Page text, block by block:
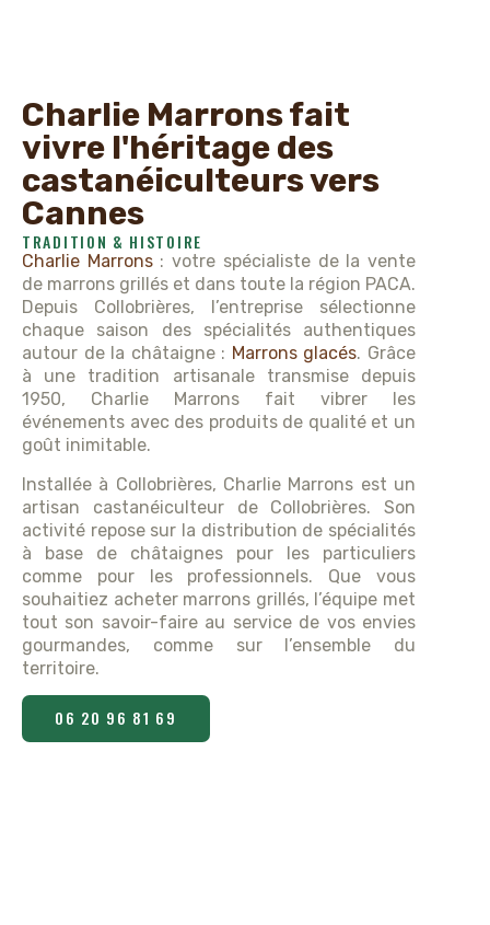
Charlie Marrons fait
vivre l'héritage des
castanéiculteurs vers
Cannes
TRADITION & HISTOIRE
Charlie Marrons: votre spécialiste de la vente
de marrons grillés et dans toute la région PACA.
Depuis Collobrières, l’entreprise sélectionne
chaque saison des spécialités authentiques
autour de la châtaigne : Marrons glacés. Grâce
à une tradition artisanale transmise depuis
1950, Charlie Marrons fait vibrer les
événements avec des produits de qualité et un
goût inimitable.
Installée à Collobrières, Charlie Marrons est un
artisan castanéiculteur de Collobrières. Son
activité repose sur la distribution de spécialités
à base de châtaignes pour les particuliers
comme pour les professionnels. Que vous
souhaitiez acheter marrons grillés, l’équipe met
tout son savoir-faire au service de vos envies
gourmandes, comme sur l’ensemble du
territoire.
06 20 96 81 69